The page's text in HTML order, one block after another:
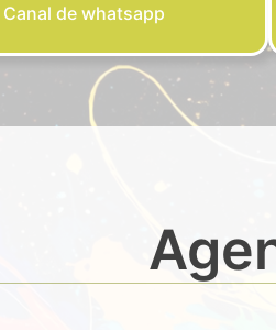
Canal de whatsapp